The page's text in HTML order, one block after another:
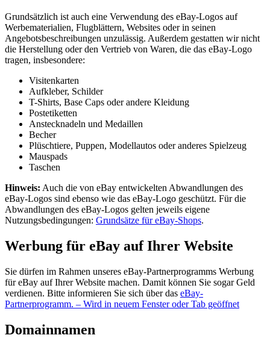
Grundsätzlich ist auch eine Verwendung des eBay-Logos auf
Werbematerialien, Flugblättern, Websites oder in seinen
Angebotsbeschreibungen unzulässig. Außerdem gestatten wir nicht
die Herstellung oder den Vertrieb von Waren, die das eBay-Logo
tragen, insbesondere:
Visitenkarten
Aufkleber, Schilder
T-Shirts, Base Caps oder andere Kleidung
Postetiketten
Anstecknadeln und Medaillen
Becher
Plüschtiere, Puppen, Modellautos oder anderes Spielzeug
Mauspads
Taschen
Hinweis: Auch die von eBay entwickelten Abwandlungen des
eBay-Logos sind ebenso wie das eBay-Logo geschützt. Für die
Abwandlungen des eBay-Logos gelten jeweils eigene
Nutzungsbedingungen: Grundsätze für eBay-Shops.
Werbung für eBay auf Ihrer Website
Sie dürfen im Rahmen unseres eBay-Partnerprogramms Werbung
für eBay auf Ihrer Website machen. Damit können Sie sogar Geld
verdienen. Bitte informieren Sie sich über das eBay-
Partnerprogramm. – Wird in neuem Fenster oder Tab geöffnet
Domainnamen